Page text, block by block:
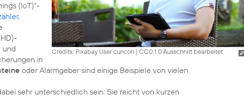
Credits: Pixabay User cuncon| CC0 1.0 Ausschnitt bearbeitet
(IoT)“-
,
und
in
oder Alarmgeber sind einige Beispiele von vielen.
sehr unterschiedlich sein: Sie reicht von kurzen